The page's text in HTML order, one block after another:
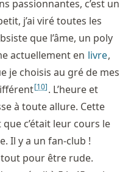
passionnantes, c’est un
j’ai viré toutes les
que l’âme, un poly
actuellement en livre,
je choisis au gré de mes
[10]. L’heure et
à toute allure. Cette
c’était leur cours le
Il y a un fan-club !
pour être rude.